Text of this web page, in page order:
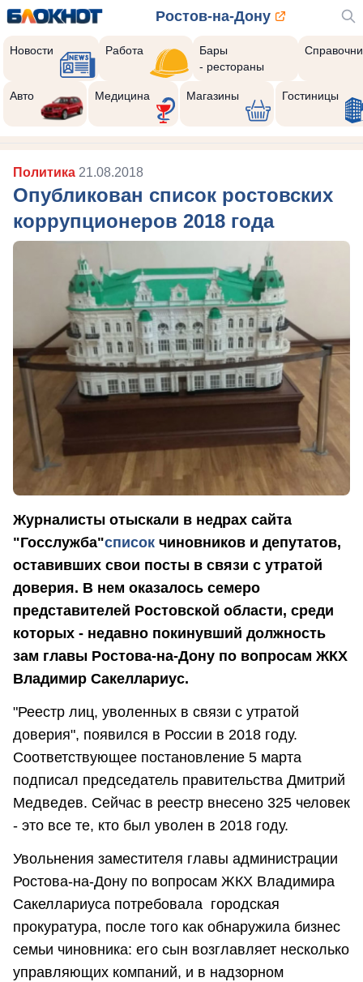
Ростов-на-Дону
Новости Работа
Бары
- рестораны
Авто Медицина Магазины Гостиницы
Политика 21.08.2018
Опубликован список ростовских
коррупционеров 2018 года
Журналисты отыскали в недрах сайта
"Госслужба"список чиновников и депутатов,
оставивших свои посты в связи с утратой
доверия. В нем оказалось семеро
представителей Ростовской области, среди
которых - недавно покинувший должность
зам главы Ростова-на-Дону по вопросам ЖКХ
Владимир Сакеллариус.
"Реестр лиц, уволенных в связи с утратой
доверия", появился в России в 2018 году.
Соответствующее постановление 5 марта
подписал председатель правительства Дмитрий
Медведев. Сейчас в реестр внесено 325 человек
- это все те, кто был уволен в 2018 году.
Увольнения заместителя главы администрации
Ростова-на-Дону по вопросам ЖКХ Владимира
Сакеллариуса потребовала городская
прокуратура, после того как обнаружила бизнес
семьи чиновника: его сын возглавляет несколько
управляющих компаний, и в надзорном